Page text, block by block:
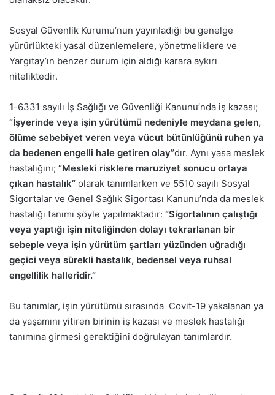
Sosyal Güvenlik Kurumu’nun yayınladığı bu genelge
yürürlükteki yasal düzenlemelere, yönetmeliklere ve
Yargıtay’ın benzer durum için aldığı karara aykırı
niteliktedir.
1-6331 sayılı İş Sağlığı ve Güvenliği Kanunu’nda iş kazası;
“İşyerinde veya işin yürütümü nedeniyle meydana gelen,
ölüme sebebiyet veren veya vücut bütünlüğünü ruhen ya
da bedenen engelli hale getiren olay”dır. Aynı yasa meslek
hastalığını; “Mesleki risklere maruziyet sonucu ortaya
çıkan hastalık” olarak tanımlarken ve 5510 sayılı Sosyal
Sigortalar ve Genel Sağlık Sigortası Kanunu’nda da meslek
hastalığı tanımı şöyle yapılmaktadır: “Sigortalının çalıştığı
veya yaptığı işin niteliğinden dolayı tekrarlanan bir
sebeple veya işin yürütüm şartları yüzünden uğradığı
geçici veya sürekli hastalık, bedensel veya ruhsal
engellilik halleridir.”
Bu tanımlar, işin yürütümü sırasında Covit-19 yakalanan ya
da yaşamını yitiren birinin iş kazası ve meslek hastalığı
tanımına girmesi gerektiğini doğrulayan tanımlardır.